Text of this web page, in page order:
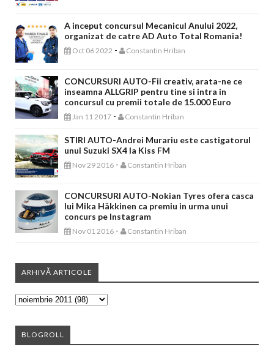
A inceput concursul Mecanicul Anului 2022,
organizat de catre AD Auto Total Romania!
Oct 06 2022 - Constantin Hriban
CONCURSURI AUTO-Fii creativ, arata-ne ce
inseamna ALLGRIP pentru tine si intra in
concursul cu premii totale de 15.000 Euro
Jan 11 2017 - Constantin Hriban
STIRI AUTO-Andrei Murariu este castigatorul
unui Suzuki SX4 la Kiss FM
Nov 29 2016 - Constantin Hriban
CONCURSURI AUTO-Nokian Tyres ofera casca
lui Mika Häkkinen ca premiu in urma unui
concurs pe Instagram
Nov 01 2016 - Constantin Hriban
ARHIVĂ ARTICOLE
BLOGROLL